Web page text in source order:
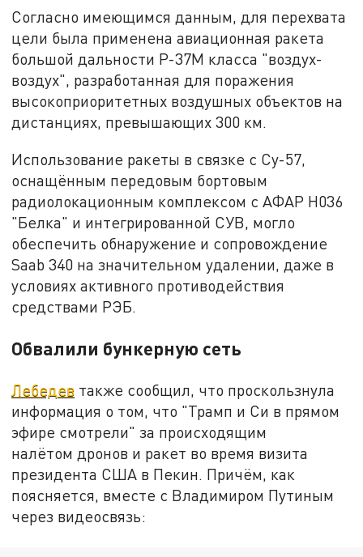
Согласно имеющимся данным, для перехвата
цели была применена авиационная ракета
большой дальности Р-37М класса "воздух-
воздух", разработанная для поражения
высокоприоритетных воздушных объектов на
дистанциях, превышающих 300 км.
Использование ракеты в связке с Су-57,
оснащённым передовым бортовым
радиолокационным комплексом с АФАР Н036
"Белка" и интегрированной СУВ, могло
обеспечить обнаружение и сопровождение
Saab 340 на значительном удалении, даже в
условиях активного противодействия
средствами РЭБ.
Обвалили бункерную сеть
Лебедев также сообщил, что проскользнула
информация о том, что "Трамп и Си в прямом
эфире смотрели" за происходящим
налётом дронов и ракет во время визита
президента США в Пекин. Причём, как
поясняется, вместе с Владимиром Путиным
через видеосвязь: